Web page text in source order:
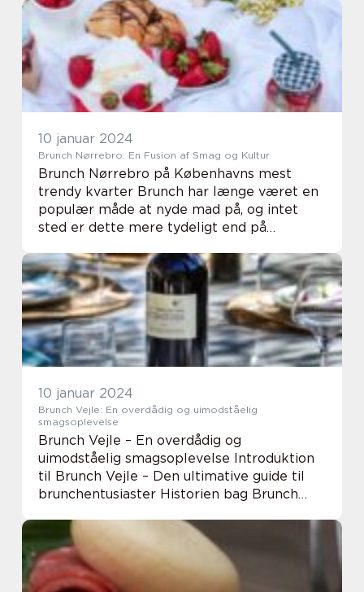
comprehensive insights into brunch ideas
for indiv...
10 januar 2024
Brunch Nørrebro: En Fusion af Smag og Kultur
Brunch Nørrebro på Københavns mest
trendy kvarter Brunch har længe været en
populær måde at nyde mad på, og intet
sted er dette mere tydeligt end på
kvarter. Nørrebro er kendt for sin
mangfoldighed, kreativitet...
10 januar 2024
Brunch Vejle: En overdådig og uimodståelig
smagsoplevelse
Brunch Vejle – En overdådig og
uimodståelig smagsoplevelse Introduktion
til Brunch Vejle – Den ultimative guide til
brunchentusiaster Historien bag Brunch
traditioner Sådan får du større sandsynli...